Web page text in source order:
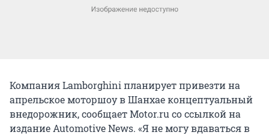
Компания Lamborghini планирует привезти на
апрельское моторшоу в Шанхае концептуальный
внедорожник, сообщает Motor.ru со ссылкой на
издание Automotive News. «Я не могу вдаваться в